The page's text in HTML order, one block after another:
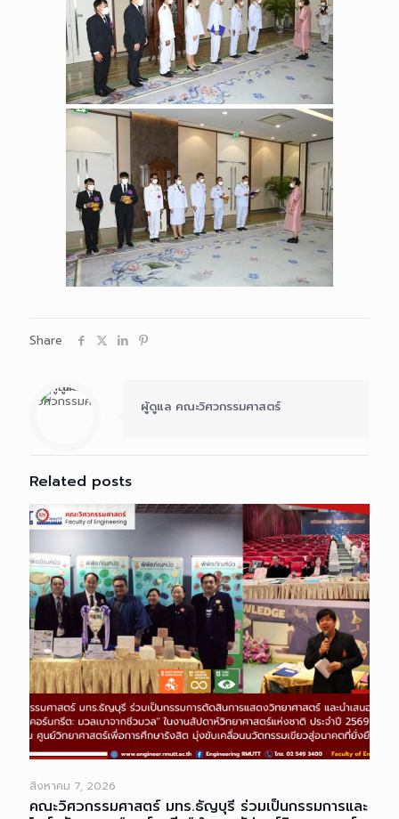
Share
ผู้ดูแล คณะวิศวกรรมศาสตร์
Related posts
สิงหาคม 7, 2026
คณะวิศวกรรมศาสตร์ มทร.ธัญบุรี ร่วมเป็นกรรมการและ